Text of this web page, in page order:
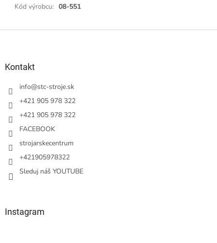
Kód výrobcu: 08-551
Kontakt
info@stc-stroje.sk
+421 905 978 322
+421 905 978 322
FACEBOOK
strojarskecentrum
+421905978322
Sleduj náš YOUTUBE
Instagram